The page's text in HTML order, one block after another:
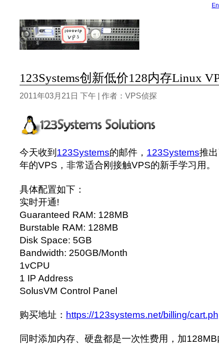
123Systems创新低价128内存Linux
2011年03月21日 下午 | 作者：VPS侦探
今天收到 123Systems的邮件， 123Systems推
年的VPS，非常适合刚接触VPS的新手学习用。
具体配置如下：
实时开通!
Guaranteed RAM: 128MB
Burstable RAM: 128MB
Disk Space: 5GB
Bandwidth: 250GB/Month
1vCPU
1 IP Address
SolusVM Control Panel
购买地址： https://123systems.net/billing/
同时添加内存、硬盘都是一次性费用，加